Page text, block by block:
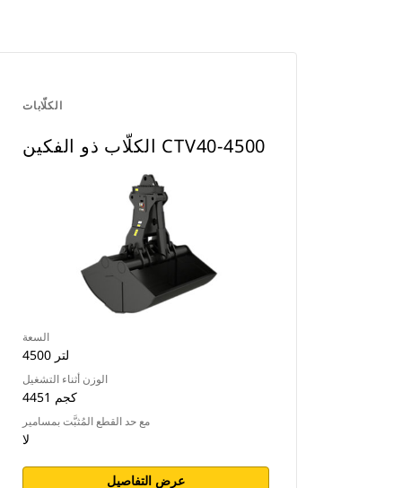
الكلّابات
الكلّاب ذو الفكين CTV40-4500
السعة
4500 لتر
الوزن أثناء التشغيل
4451 كجم
مع حد القطع المُثبَّت بمسامير
لا
عرض التفاصيل